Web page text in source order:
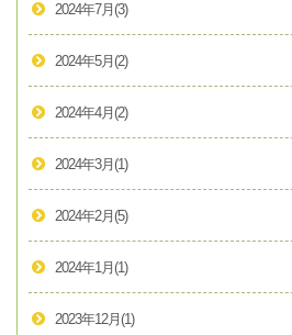
2024年7月 (3)
2024年5月 (2)
2024年4月 (2)
2024年3月 (1)
2024年2月 (5)
2024年1月 (1)
2023年12月 (1)